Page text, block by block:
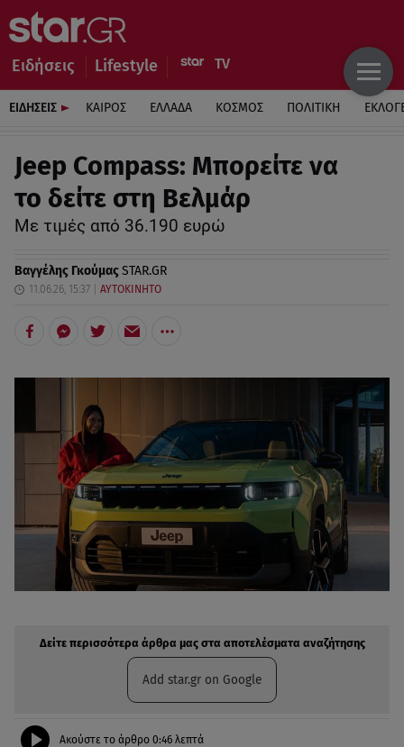
Ειδήσεις Lifestyle
ΕΙΔΗΣΕΙΣ ΚΑΙΡΟΣ ΕΛΛΑΔΑ ΚΟΣΜΟΣ ΠΟΛΙΤΙΚΗ
Jeep Compass: Μπορείτε να
το δείτε στη Βελμάρ
Με τιμές από 36.190 ευρώ
Βαγγέλης ΓκούμαςSTAR.GR
11.06.26, 15:37 ΑΥΤΟΚΙΝΗΤΟ
Δείτε περισσότερα άρθρα μας στα αποτελέσματα αναζήτησης
Add star.gr on Google
Ακούστε το άρθρο 0:46 λεπτά